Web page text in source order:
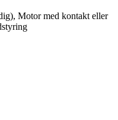
Motor med kontakt eller